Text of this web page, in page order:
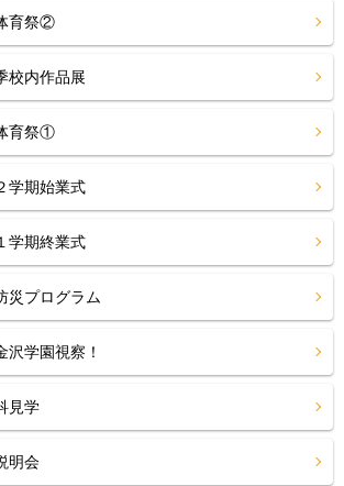
育祭②
校内作品展
育祭①
学期始業式
学期終業式
プログラム
沢学園視察！
見学
明会